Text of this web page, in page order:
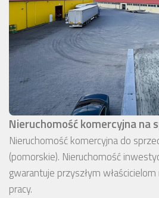
Nieruchomość komercyjna na
Nieruchomość komercyjna do
(pomorskie). Nieruchomość
gwarantuje przyszłym
pracy.